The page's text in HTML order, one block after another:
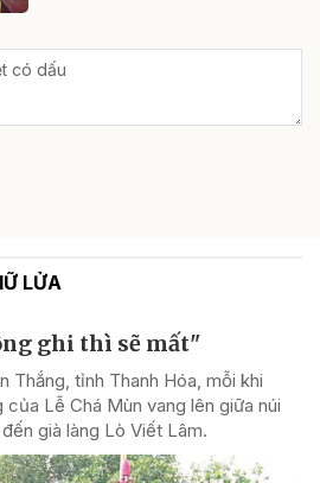
LỬA
ghi thì sẽ mất"
Thắng, tỉnh Thanh Hóa, mỗi khi
Lễ Chá Mùn vang lên giữa núi
già làng Lò Viết Lâm.